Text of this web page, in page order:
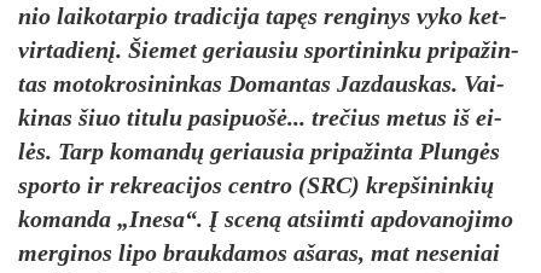
nio lai­ko­tar­pio tra­di­ci­ja ta­pęs ren­gi­nys vy­ko ket­
vir­ta­die­nį. Šie­met ge­riau­siu spor­ti­nin­ku pri­pa­žin­
tas mo­tok­ro­si­nin­kas Do­man­tas Jaz­daus­kas. Vai­
ki­nas šiuo ti­tu­lu pa­si­puo­šė... tre­čius me­tus iš ei­
lės. Tarp ko­man­dų ge­riau­sia pri­pa­žin­ta Plun­gės
spor­to ir rek­rea­ci­jos cent­ro (SRC) krep­ši­nin­kių
ko­man­da „Ine­sa“. Į sce­ną at­siim­ti ap­do­va­no­ji­mo
mer­gi­nos li­po brauk­da­mos aša­ras, mat ne­se­niai